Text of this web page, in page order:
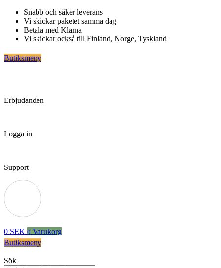
Hoppa
innehåll
Snabb och säker leverans
Vi skickar paketet samma dag
Betala med Klarna
Vi skickar också till Finland, Norge, Tyskland
Butiksmeny
Erbjudanden
Logga in
Support
0 SEK 0 Varukorg
Butiksmeny
Sök